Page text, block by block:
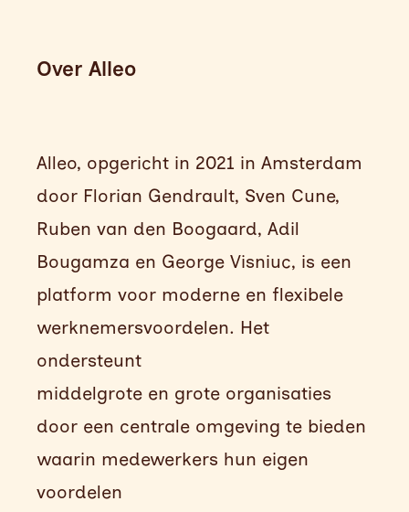
Over Alleo
Alleo, opgericht in 2021 in Amsterdam
door Florian Gendrault, Sven Cune,
Ruben van den Boogaard, Adil
Bougamza en George Visniuc, is een
platform voor moderne en flexibele
werknemersvoordelen. Het
ondersteunt
middelgrote en grote organisaties
door een centrale omgeving te bieden
waarin medewerkers hun eigen
voordelen